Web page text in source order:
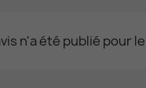
n'a été publié pour